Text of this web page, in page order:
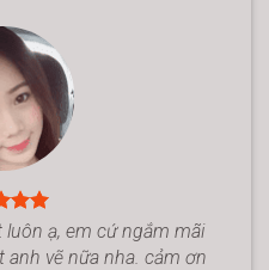
ạ, em cứ ngắm mãi
anh vẽ nữa nha. cảm ơn